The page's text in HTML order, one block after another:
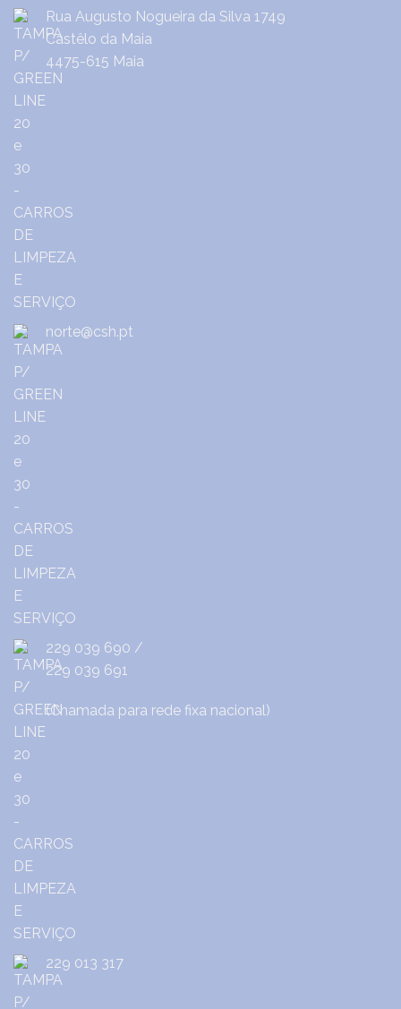
Rua Augusto Nogueira da Silva 1749
Castêlo da Maia
4475-615 Maia
norte@csh.pt
229 039 690 /
229 039 691
(Chamada para rede fixa nacional)
229 013 317